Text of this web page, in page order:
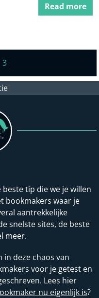
Read more
3
tip die we je willen
bookmakers waar je
aantrekkelijke
snelste sites, de beste
meer.
in deze chaos van
voor je getest en
Lees hier
nu eigenlijk is?